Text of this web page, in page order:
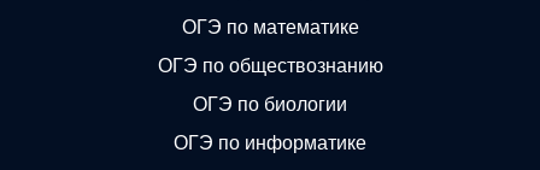
ОГЭ по математике
ОГЭ по обществознанию
ОГЭ по биологии
ОГЭ по информатике